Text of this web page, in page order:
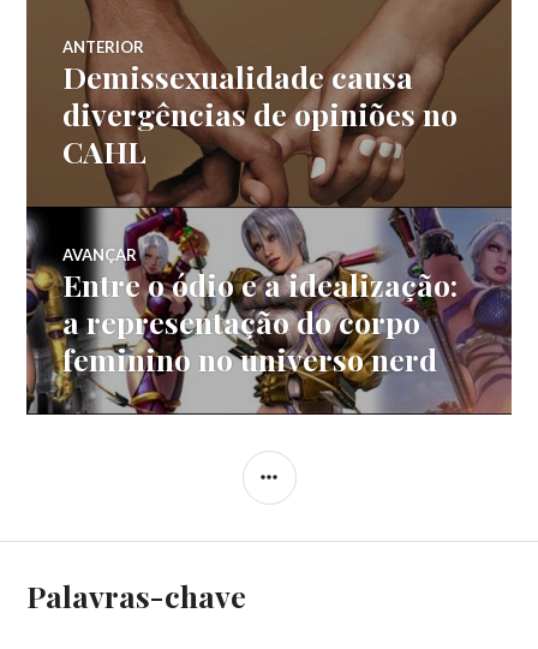
Navegação
de
Post
ANTERIOR
Post
anterior:
Demissexualidade causa
divergências de opiniões no
CAHL
AVANÇAR
Próximo
Entre o ódio e a idealização:
a representação do corpo
feminino no universo nerd
LATERAL
Palavras-chave